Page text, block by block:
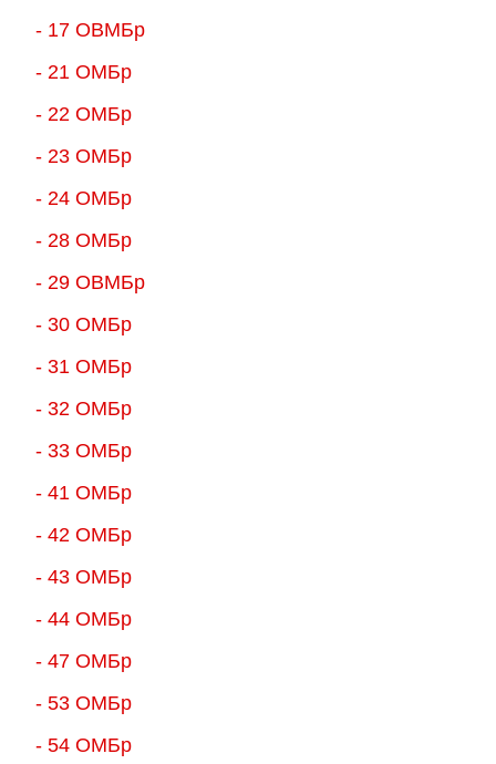
- 17 ОВМБр
- 21 ОМБр
- 22 ОМБр
- 23 ОМБр
- 24 ОМБр
- 28 ОМБр
- 29 ОВМБр
- 30 ОМБр
- 31 ОМБр
- 32 ОМБр
- 33 ОМБр
- 41 ОМБр
- 42 ОМБр
- 43 ОМБр
- 44 ОМБр
- 47 ОМБр
- 53 ОМБр
- 54 ОМБр